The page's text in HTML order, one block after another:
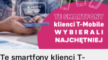
Te smartfony klienci T-